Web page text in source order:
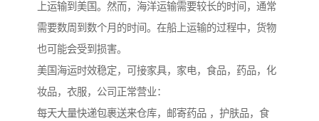
上运输到美国。然而，海洋运输需要较长的时间，通常
需要数周到数个月的时间。在船上运输的过程中，货物
也可能会受到损害。
美国海运时效稳定，可接家具，家电，食品，药品，化
妆品，衣服，公司正常营业：
每天大量快递包裹送来仓库，邮寄药品 ，护肤品，食